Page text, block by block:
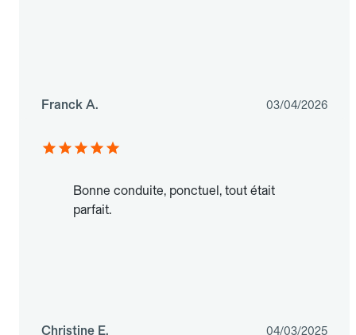
Franck A. 03/04/2026
Bonne conduite, ponctuel, tout était
parfait.
Christine E. 04/03/2025